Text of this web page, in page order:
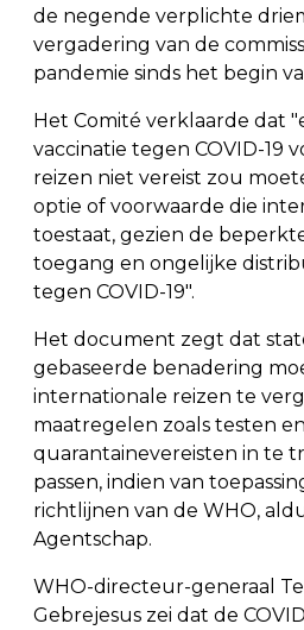
de negende verplichte
vergadering van de
pandemie sinds het begin
Het Comité verklaarde dat
vaccinatie tegen COVID-19
reizen niet vereist zou
optie of voorwaarde die
toestaat, gezien de
toegang en ongelijke
tegen COVID-19".
Het document zegt dat
gebaseerde benadering
internationale reizen te
maatregelen zoals testen en
quarantainevereisten in te
passen, indien van
richtlijnen van de WHO,
Agentschap.
WHO-directeur-generaal
Gebrejesus zei dat de